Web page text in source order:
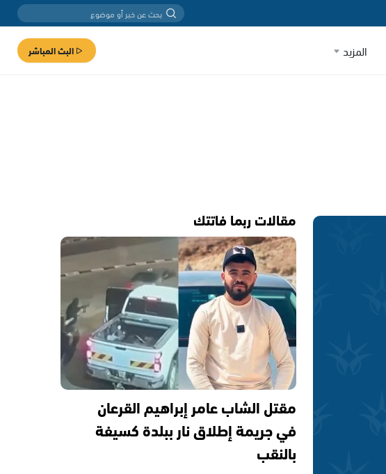
المزيد البث المباشر
مقالات ربما فاتتك
مقتل الشاب عامر إبراهيم القرعان
في جريمة إطلاق نار ببلدة كسيفة
بالنقب